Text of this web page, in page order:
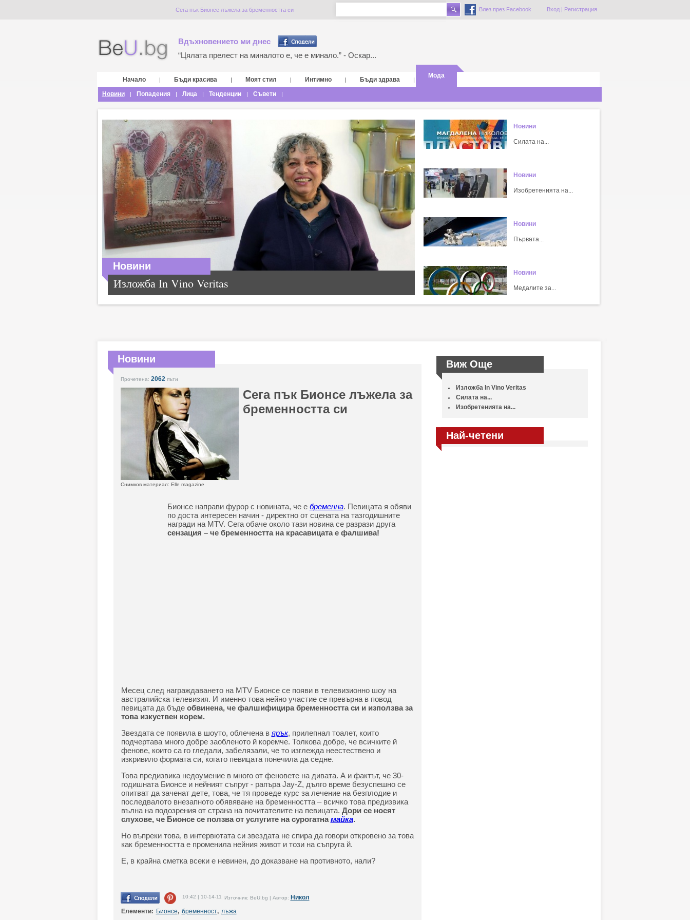
Сега пък Бионсе лъжела за бременността си Влез през Facebook Вход| Регистрация
Вдъхновението ми днес
“Цялата прелест на миналото е, че е минало.” - Оскар...
Начало | Бъди красива | Моят стил | Интимно | Бъди здрава |
Мода
Новини | Попадения | Лица | Тенденции | Съвети |
Новини
Изложба In Vino Veritas
Новини
Силата на...
Новини
Изобретенията на...
Новини
Първата...
Новини
Медалите за...
Новини
Прочетена: 2062 пъти
Сега пък Бионсе лъжела за
бременността си
Снимков материал: Elle magazine
Бионсе направи фурор с новината, че е бременна. Певицата я обяви
по доста интересен начин - директно от сцената на тазгодишните
награди на MTV. Сега обаче около тази новина се разрази друга
сензация – че бременността на красавицата е фалшива!
Месец след награждаването на MTV Бионсе се появи в телевизионно шоу на
австралийска телевизия. И именно това нейно участие се превърна в повод
певицата да бъдеобвинена, че фалшифицира бременността си и използва за
това изкуствен корем.
Звездата се появила в шоуто, облечена в ярък, прилепнал тоалет, които
подчертава много добре заобленото й коремче. Толкова добре, че всичките й
фенове, които са го гледали, забелязали, че то изглежда неестествено и
изкривило формата си, когато певицата понечила да седне.
Това предизвика недоумение в много от феновете на дивата. А и фактът, че 30-
годишната Бионсе и нейният съпруг - рапъра Jay-Z, дълго време безуспешно се
опитват да заченат дете, това, че тя проведе курс за лечение на безплодие и
последвалото внезапното обявяване на бременността – всичко това предизвика
вълна на подозрения от страна на почитателите на певицата. Дори се носят
слухове, че Бионсе се ползва от услугите на сурогатнамайка.
Но въпреки това, в интервютата си звездата не спира да говори откровено за това
как бременността е променила нейния живот и този на съпруга й.
Е, в крайна сметка всеки е невинен, до доказване на противното, нали?
10:42 | 10-14-11 Източник: BeU.bg | Автор: Никол
Елементи: Бионсе, бременност, лъжа
Виж Още
Изложба In Vino Veritas
Силата на...
Изобретенията на...
Най-четени